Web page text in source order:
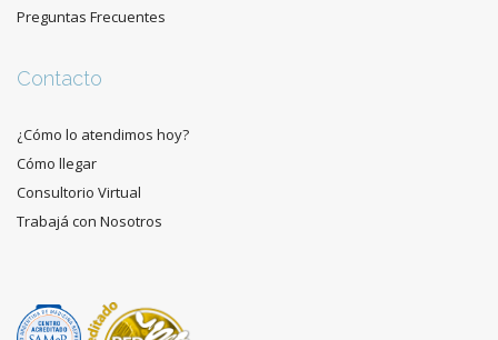
Preguntas Frecuentes
Contacto
¿Cómo lo atendimos hoy?
Cómo llegar
Consultorio Virtual
Trabajá con Nosotros